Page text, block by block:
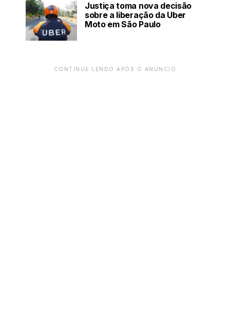
Justiça toma nova decisão
sobre a liberação da Uber
Moto em São Paulo
CONTINUE LENDO APÓS O ANÚNCIO